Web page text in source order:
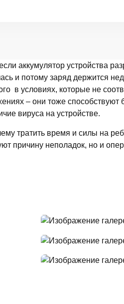
аккумулятор устройства
и потому заряд держится
в условиях, которые не
– они тоже
вируса на устройстве.
тратить время и силы на
причину неполадок, но и